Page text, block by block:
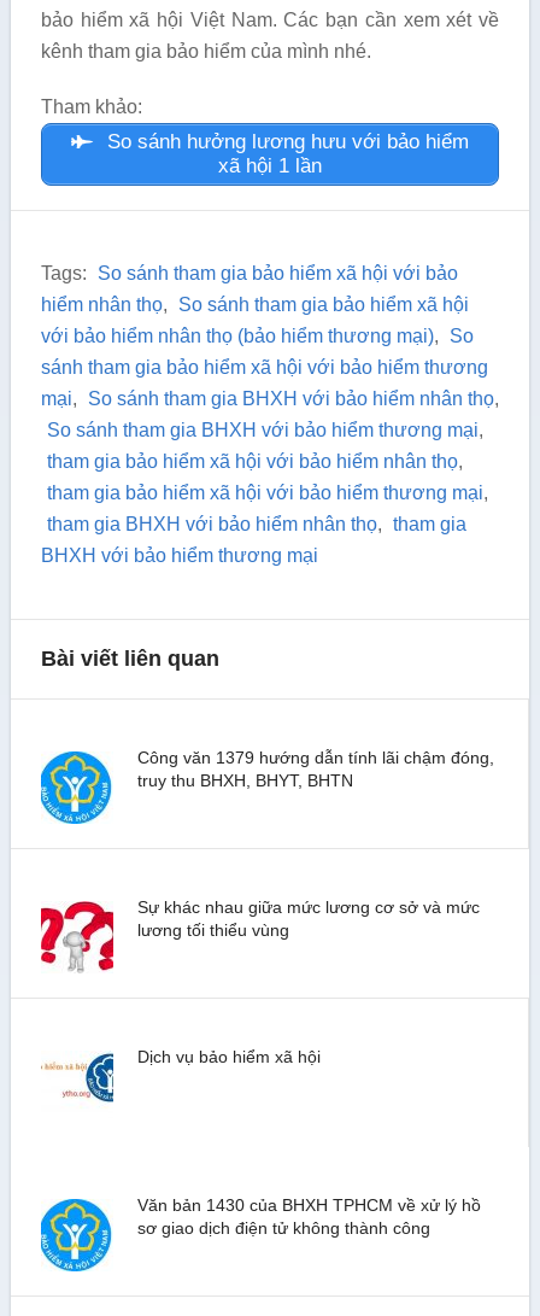
bảo hiểm xã hội Việt Nam. Các bạn cần xem xét về
kênh tham gia bảo hiểm của mình nhé.
Tham khảo:
So sánh hưởng lương hưu với bảo hiểm
xã hội 1 lần
Tags:
So sánh tham gia bảo hiểm xã hội với bảo
hiểm nhân thọ,
So sánh tham gia bảo hiểm xã hội
với bảo hiểm nhân thọ (bảo hiểm thương mại),
So
sánh tham gia bảo hiểm xã hội với bảo hiểm thương
mại, So sánh tham gia BHXH với bảo hiểm nhân thọ,
So sánh tham gia BHXH với bảo hiểm thương mại,
tham gia bảo hiểm xã hội với bảo hiểm nhân thọ,
tham gia bảo hiểm xã hội với bảo hiểm thương mại,
tham gia BHXH với bảo hiểm nhân thọ, tham gia
BHXH với bảo hiểm thương mại
Bài viết liên quan
Công văn 1379 hướng dẫn tính lãi chậm đóng,
truy thu BHXH, BHYT, BHTN
Sự khác nhau giữa mức lương cơ sở và mức
lương tối thiểu vùng
Dịch vụ bảo hiểm xã hội
Văn bản 1430 của BHXH TPHCM về xử lý hồ
sơ giao dịch điện tử không thành công